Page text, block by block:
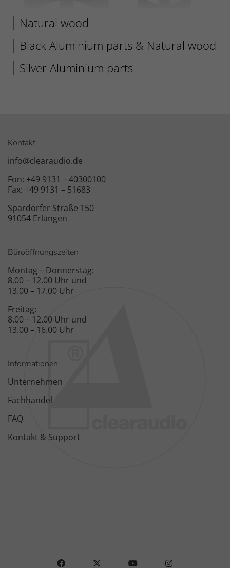
Natural wood
Black Aluminium parts & Natural wood
Silver Aluminium parts
Kontakt
info@clearaudio.de
Fon: +49 9131 – 40300100
Fax: +49 9131 – 51683
Spardorfer Straße 150
91054 Erlangen
Büroöffnungszeiten
Montag – Donnerstag:
8.00 – 12.00 Uhr und
13.00 – 17.00 Uhr
Freitag:
8.00 – 12.00 Uhr und
13.00 – 16.00 Uhr
Informationen
Unternehmen
Fachhandel
FAQ
Kontakt & Support